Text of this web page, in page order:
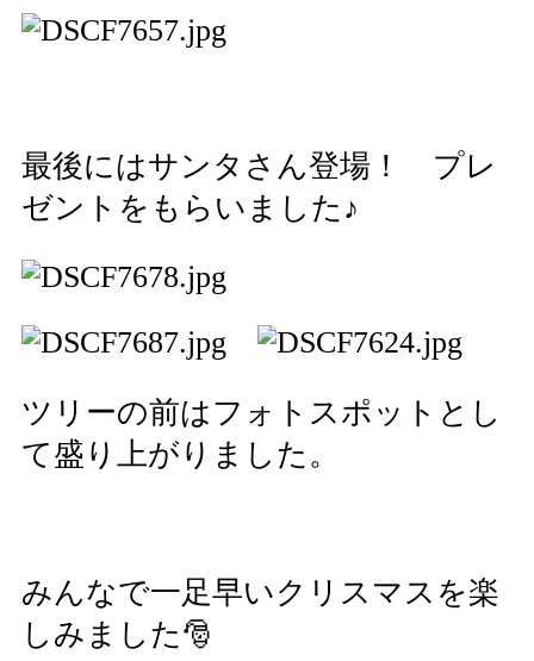
最後にはサンタさん登場！ プレ
ゼントをもらいました♪
ツリーの前はフォトスポットとし
て盛り上がりました。
みんなで一足早いクリスマスを楽
しみました🎅